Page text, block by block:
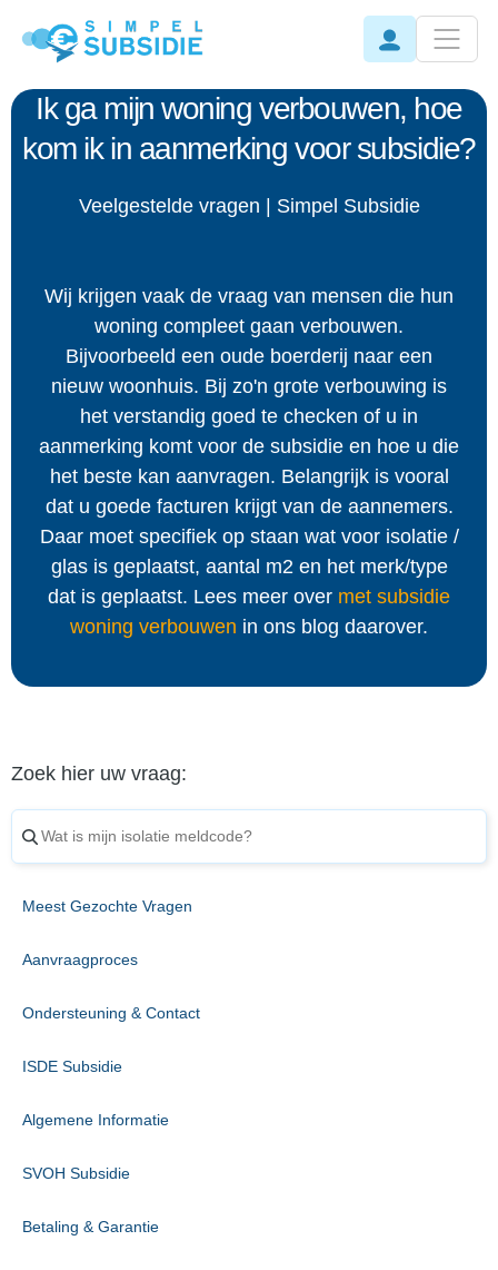
Ik ga mijn woning verbouwen, hoe
kom ik in aanmerking voor subsidie?
Veelgestelde vragen | Simpel Subsidie
Wij krijgen vaak de vraag van mensen die hun
woning compleet gaan verbouwen.
Bijvoorbeeld een oude boerderij naar een
nieuw woonhuis. Bij zo'n grote verbouwing is
het verstandig goed te checken of u in
aanmerking komt voor de subsidie en hoe u die
het beste kan aanvragen. Belangrijk is vooral
dat u goede facturen krijgt van de aannemers.
Daar moet specifiek op staan wat voor isolatie /
glas is geplaatst, aantal m2 en het merk/type
dat is geplaatst. Lees meer over met subsidie
woning verbouwen in ons blog daarover.
Zoek hier uw vraag:
Meest Gezochte Vragen
Aanvraagproces
Ondersteuning & Contact
ISDE Subsidie
Algemene Informatie
SVOH Subsidie
Betaling & Garantie